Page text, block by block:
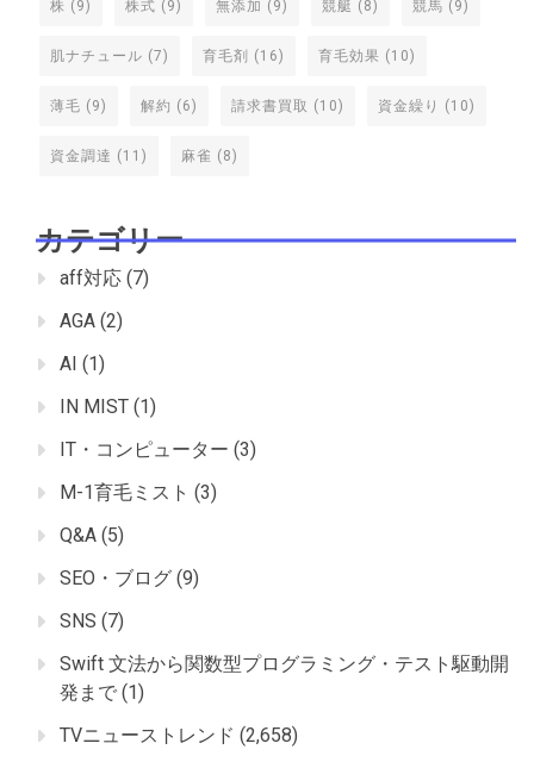
株 (9) 株式 (9) 無添加 (9) 競艇 (8) 競馬 (9)
肌ナチュール (7) 育毛剤 (16) 育毛効果 (10)
薄毛 (9) 解約 (6) 請求書買取 (10) 資金繰り (10)
資金調達 (11) 麻雀 (8)
カテゴリー
aff対応 (7)
AGA (2)
AI (1)
IN MIST (1)
IT・コンピューター (3)
M-1育毛ミスト (3)
Q&A (5)
SEO・ブログ (9)
SNS (7)
Swift 文法から関数型プログラミング・テスト駆動開
発まで (1)
TVニューストレンド (2,658)